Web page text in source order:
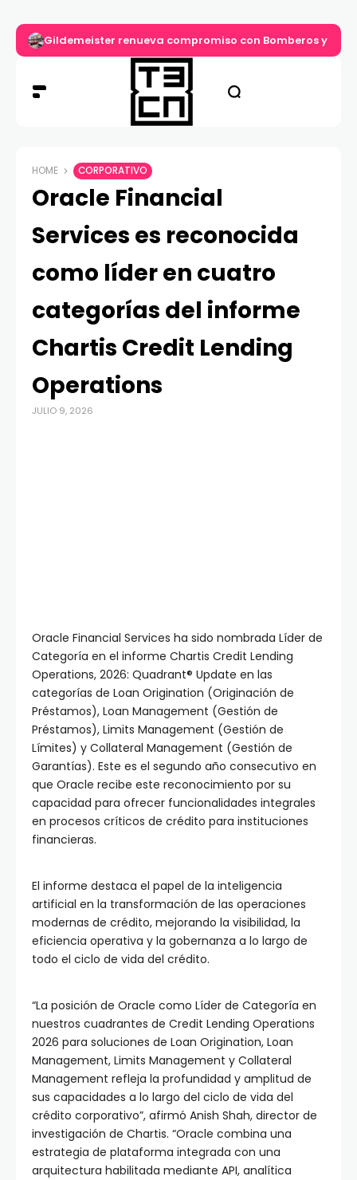
Gildemeister renueva compromiso con Bomberos y
HOME CORPORATIVO
Oracle Financial
Services es reconocida
como líder en cuatro
categorías del informe
Chartis Credit Lending
Operations
JULIO 9, 2026
Oracle Financial Services ha sido nombrada Líder de
Categoría en el informe Chartis Credit Lending
Operations, 2026: Quadrant® Update en las
categorías de Loan Origination (Originación de
Préstamos), Loan Management (Gestión de
Préstamos), Limits Management (Gestión de
Límites) y Collateral Management (Gestión de
Garantías). Este es el segundo año consecutivo en
que Oracle recibe este reconocimiento por su
capacidad para ofrecer funcionalidades integrales
en procesos críticos de crédito para instituciones
financieras.
El informe destaca el papel de la inteligencia
artificial en la transformación de las operaciones
modernas de crédito, mejorando la visibilidad, la
eficiencia operativa y la gobernanza a lo largo de
todo el ciclo de vida del crédito.
“La posición de Oracle como Líder de Categoría en
nuestros cuadrantes de Credit Lending Operations
2026 para soluciones de Loan Origination, Loan
Management, Limits Management y Collateral
Management refleja la profundidad y amplitud de
sus capacidades a lo largo del ciclo de vida del
crédito corporativo”, afirmó Anish Shah, director de
investigación de Chartis. “Oracle combina una
estrategia de plataforma integrada con una
arquitectura habilitada mediante API, analítica